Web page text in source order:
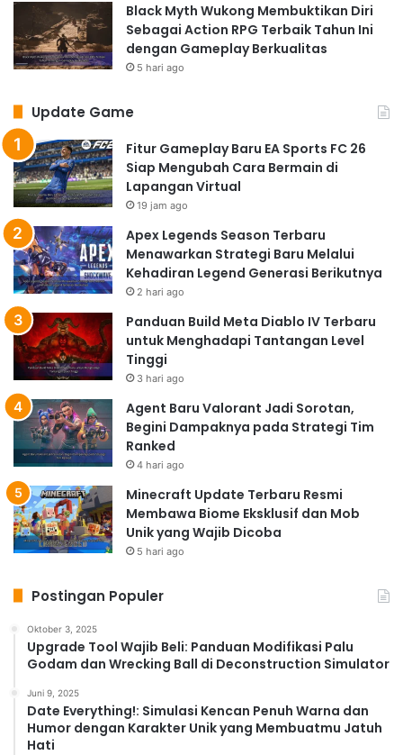
Black Myth Wukong Membuktikan Diri
Sebagai Action RPG Terbaik Tahun Ini
dengan Gameplay Berkualitas
5 hari ago
Update Game
Fitur Gameplay Baru EA Sports FC 26
Siap Mengubah Cara Bermain di
Lapangan Virtual
19 jam ago
Apex Legends Season Terbaru
Menawarkan Strategi Baru Melalui
Kehadiran Legend Generasi Berikutnya
2 hari ago
Panduan Build Meta Diablo IV Terbaru
untuk Menghadapi Tantangan Level
Tinggi
3 hari ago
Agent Baru Valorant Jadi Sorotan,
Begini Dampaknya pada Strategi Tim
Ranked
4 hari ago
Minecraft Update Terbaru Resmi
Membawa Biome Eksklusif dan Mob
Unik yang Wajib Dicoba
5 hari ago
Postingan Populer
Oktober 3, 2025
Upgrade Tool Wajib Beli: Panduan Modifikasi Palu
Godam dan Wrecking Ball di Deconstruction Simulator
Juni 9, 2025
Date Everything!: Simulasi Kencan Penuh Warna dan
Humor dengan Karakter Unik yang Membuatmu Jatuh
Hati